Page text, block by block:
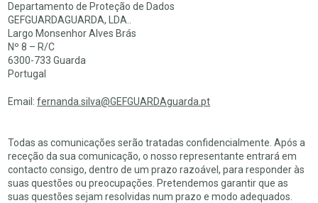
Departamento de Proteção de Dados
GEFGUARDAGUARDA, LDA..
Largo Monsenhor Alves Brás
Nº 8 – R/C
6300-733 Guarda
Portugal
Email:fernanda.silva@GEFGUARDAguarda.pt
Todas as comunicações serão tratadas confidencialmente. Após a
receção da sua comunicação, o nosso representante entrará em
contacto consigo, dentro de um prazo razoável, para responder às
suas questões ou preocupações. Pretendemos garantir que as
suas questões sejam resolvidas num prazo e modo adequados.